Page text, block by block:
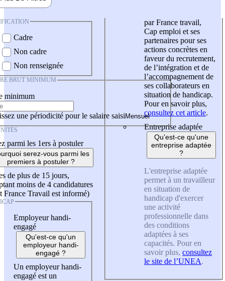
Cadre
Non cadre
Non renseignée
BRUT MINIMUM
minimum
une périodicité pour le salaire saisi
parmi les 1ers à postuler
serez-vous parmi les
premiers à postuler ?
de plus de 15 jours,
moins de 4 candidatures
France Travail est informé)
Employeur handi-
engagé
Qu'est-ce qu'un
employeur handi-
engagé ?
Un employeur handi-
engagé est un
par France travail,
Cap emploi et ses
partenaires pour ses
actions concrètes en
faveur du recrutement,
de l’intégration et de
l’accompagnement de
ses collaborateurs en
situation de handicap.
Pour en savoir plus,
consultez cet article.
Entreprise adaptée
Qu'est-ce qu'une
entreprise adaptée
?
L'entreprise adaptée
permet à un travailleur
en situation de
handicap d'exercer
une activité
professionnelle dans
des conditions
adaptées à ses
capacités. Pour en
savoir plus, consultez
le site de l’UNEA.